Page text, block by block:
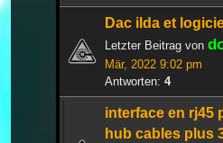
Dac ilda et
Letzter Beitrag von
Mär, 2022 9:02 pm
Antworten: 4
interface en rj45
hub cables plus